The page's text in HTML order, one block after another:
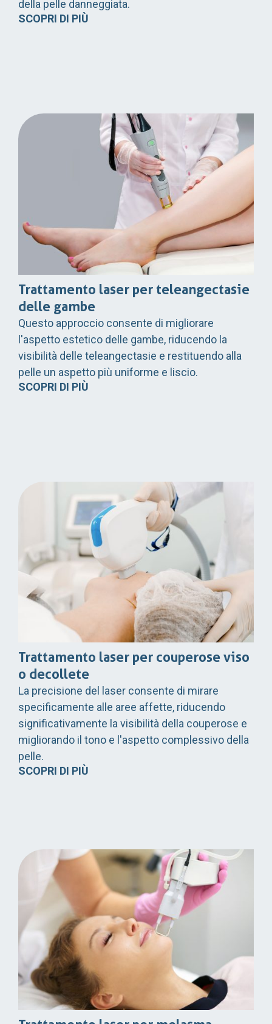
della pelle danneggiata.
SCOPRI DI PIÙ
Trattamento laser per teleangectasie
delle gambe
Questo approccio consente di migliorare
l'aspetto estetico delle gambe, riducendo la
visibilità delle teleangectasie e restituendo alla
pelle un aspetto più uniforme e liscio.
SCOPRI DI PIÙ
Trattamento laser per couperose viso
o decollete
La precisione del laser consente di mirare
specificamente alle aree affette, riducendo
significativamente la visibilità della couperose e
migliorando il tono e l'aspetto complessivo della
pelle.
SCOPRI DI PIÙ